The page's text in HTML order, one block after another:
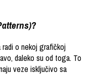
o nekoj grafičkoj
daleko su od toga. To
veze isključivo sa